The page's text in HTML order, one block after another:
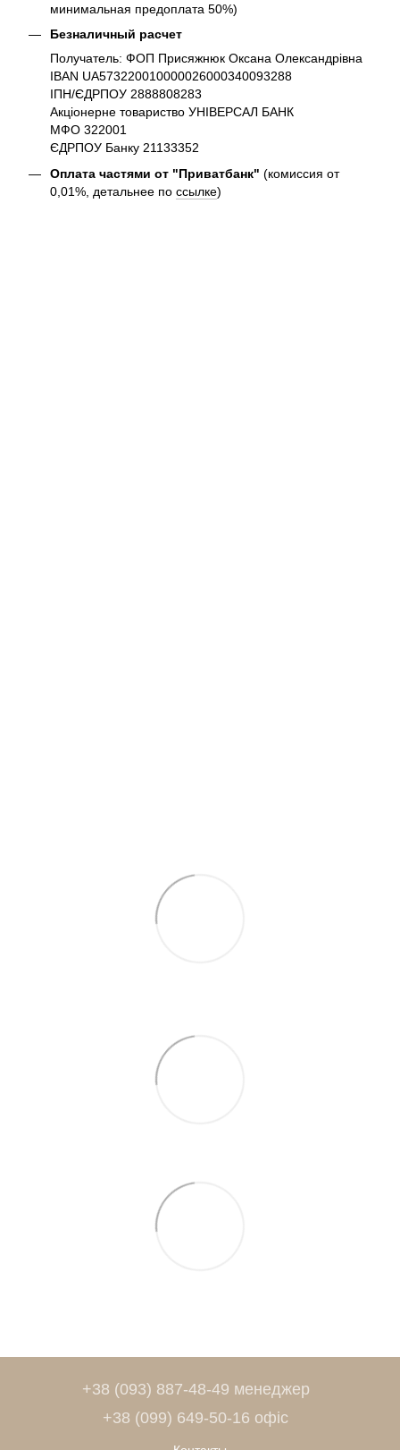
минимальная предоплата 50%)
Безналичный расчет
Получатель: ФОП Присяжнюк Оксана Олександрівна
IBAN UA573220010000026000340093288
ІПН/ЄДРПОУ 2888808283
Акціонерне товариство УНІВЕРСАЛ БАНК
МФО 322001
ЄДРПОУ Банку 21133352
Оплата частями от "Приватбанк" (комиссия от
0,01%, детальнее по ссылке)
+38 (093) 887-48-49 менеджер
+38 (099) 649-50-16 офіс